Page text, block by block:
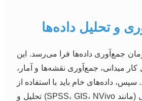
جمع‌آوری داده‌ها فرا می‌رسد. این
میدانی، جمع‌آوری نقشه‌ها و آمار،
سپس، داده‌های خام باید با استفاده از
نرم‌افزارهای تخصصی (مانند SPSS، GIS، NVivo) تحلیل و